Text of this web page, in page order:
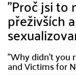
"Proč jsi to
přeživších
"Why didn't you
and Victims for